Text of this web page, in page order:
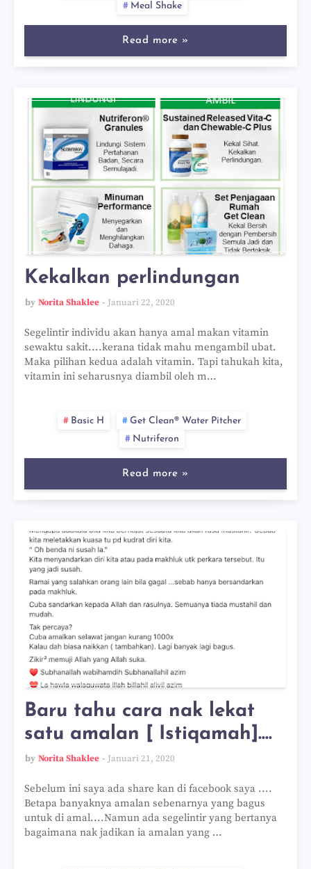
Meal Shake
Read more »
Kekalkan perlindungan
by Norita Shaklee Januari 22, 2020
Segelintir individu akan hanya amal makan vitamin
sewaktu sakit....kerana tidak mahu mengambil ubat.
Maka pilihan kedua adalah vitamin. Tapi tahukah kita,
vitamin ini seharusnya diambil oleh m…
Basic H
Get Clean® Water Pitcher
Nutriferon
Read more »
Baru tahu cara nak lekat
satu amalan [ Istiqamah]....
by Norita Shaklee Januari 21, 2020
Sebelum ini saya ada share kan di facebook saya ....
Betapa banyaknya amalan sebenarnya yang bagus
untuk di amal....Namun ada segelintir yang bertanya
bagaimana nak jadikan ia amalan yang …